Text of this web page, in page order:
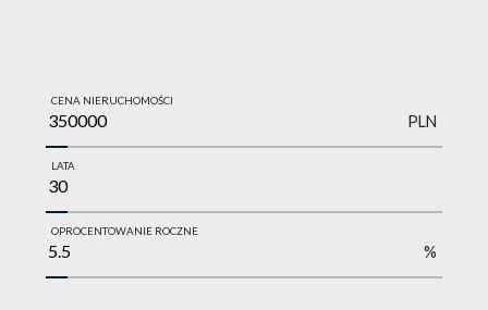
CENA NIERUCHOMOŚCI
PLN
LATA
OPROCENTOWANIE ROCZNE
%